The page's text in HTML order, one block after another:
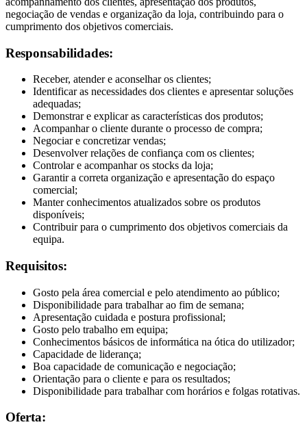
negociação de vendas e organização da loja, contribuindo para o
cumprimento dos objetivos comerciais.
Responsabilidades:
Receber, atender e aconselhar os clientes;
Identificar as necessidades dos clientes e apresentar soluções
adequadas;
Demonstrar e explicar as características dos produtos;
Acompanhar o cliente durante o processo de compra;
Negociar e concretizar vendas;
Desenvolver relações de confiança com os clientes;
Controlar e acompanhar os stocks da loja;
Garantir a correta organização e apresentação do espaço
comercial;
Manter conhecimentos atualizados sobre os produtos
disponíveis;
Contribuir para o cumprimento dos objetivos comerciais da
equipa.
Requisitos:
Gosto pela área comercial e pelo atendimento ao público;
Disponibilidade para trabalhar ao fim de semana;
Apresentação cuidada e postura profissional;
Gosto pelo trabalho em equipa;
Conhecimentos básicos de informática na ótica do utilizador;
Capacidade de liderança;
Boa capacidade de comunicação e negociação;
Orientação para o cliente e para os resultados;
Disponibilidade para trabalhar com horários e folgas rotativas.
Oferta: